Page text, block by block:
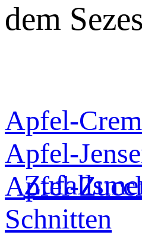
dem
Apfel-
Apfel-
Apfel-
Schnitten